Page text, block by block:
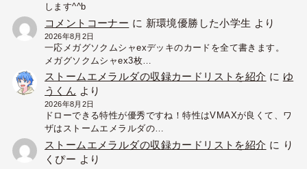
します^^b
コメントコーナー に 新環境優勝した小学生 より
2026年8月2日
一応メガグソクムシャexデッキのカードを全て書きます。
メガグソクムシャex3枚…
ストームエメラルダの収録カードリストを紹介 に ゆ
うくん より
2026年8月2日
ドローできる特性が優秀ですね！特性はVMAXが良くて、ワ
ザはストームエメラルダの…
ストームエメラルダの収録カードリストを紹介 に
り
くぴー より